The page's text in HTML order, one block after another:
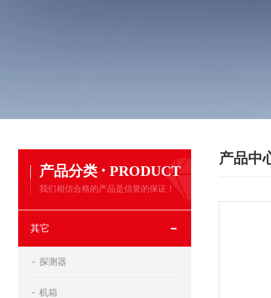
产品分类 · PRODUCT
我们相信合格的产品是信誉的保证！
其它
探测器
机箱
产品中